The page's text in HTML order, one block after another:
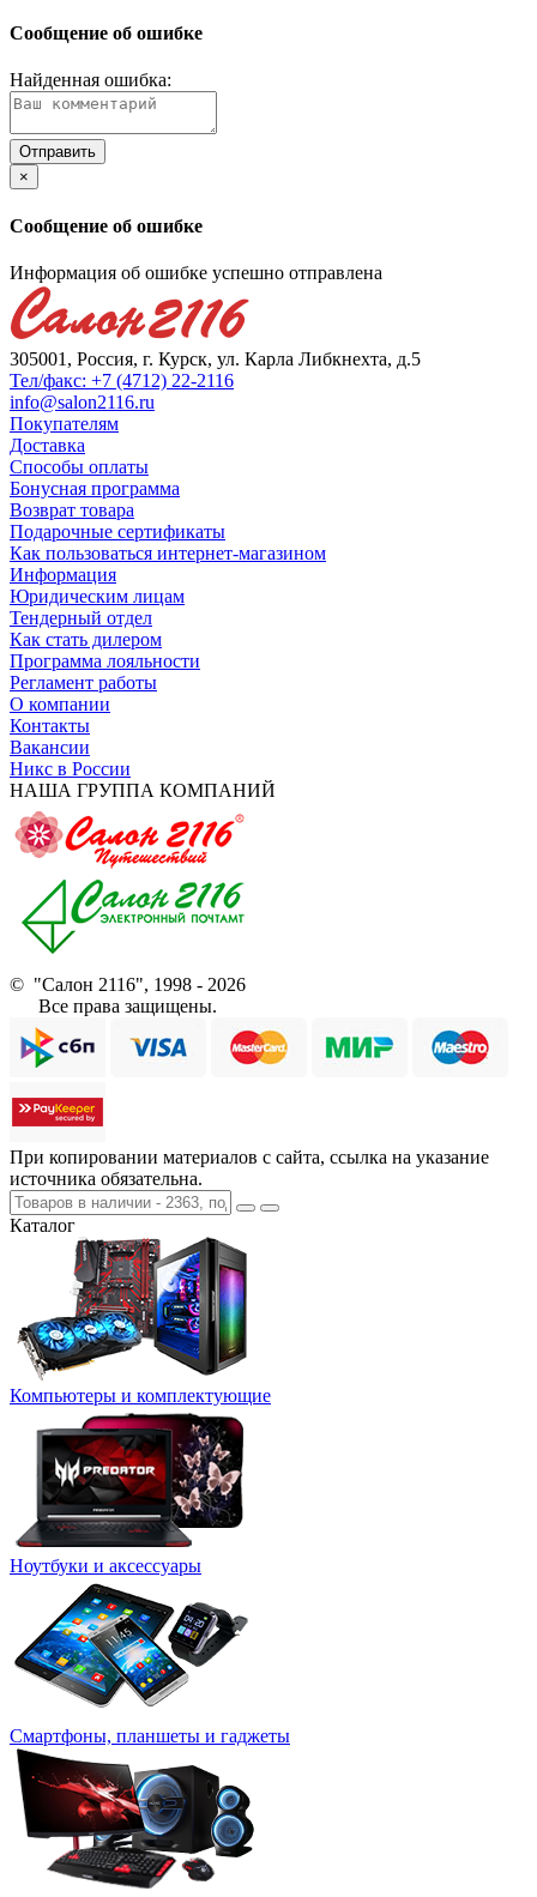
Сообщение об ошибке
Найденная ошибка:
×
Сообщение об ошибке
Информация об ошибке успешно отправлена
305001, Россия, г. Курск, ул. Карла Либкнехта, д.5
Тел/факс: +7 (4712) 22-2116
info@salon2116.ru
Покупателям
Доставка
Способы оплаты
Бонусная программа
Возврат товара
Подарочные сертификаты
Как пользоваться интернет-магазином
Информация
Юридическим лицам
Тендерный отдел
Как стать дилером
Программа лояльности
Регламент работы
О компании
Контакты
Вакансии
Никс в России
НАША ГРУППА КОМПАНИЙ
© "Салон 2116", 1998 - 2026
Все права защищены.
При копировании материалов с сайта, ссылка на указание
источника обязательна.
Каталог
Компьютеры и комплектующие
Ноутбуки и аксессуары
Смартфоны, планшеты и гаджеты